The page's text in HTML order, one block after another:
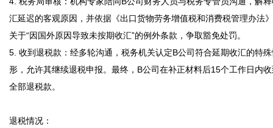
汇延迟的客观原因，并依据《出口货物劳务增值税和消费税管理办法
关于“因国外原因导致未按期收汇”的例外条款，争取豁免处罚。
5. 收到退税款：经多轮沟通，税务机关认定B公司符合延期收汇的特
形，允许其继续退税申报。最终，B公司在补正材料后15个工作日内
全部退税款。
退税情况：